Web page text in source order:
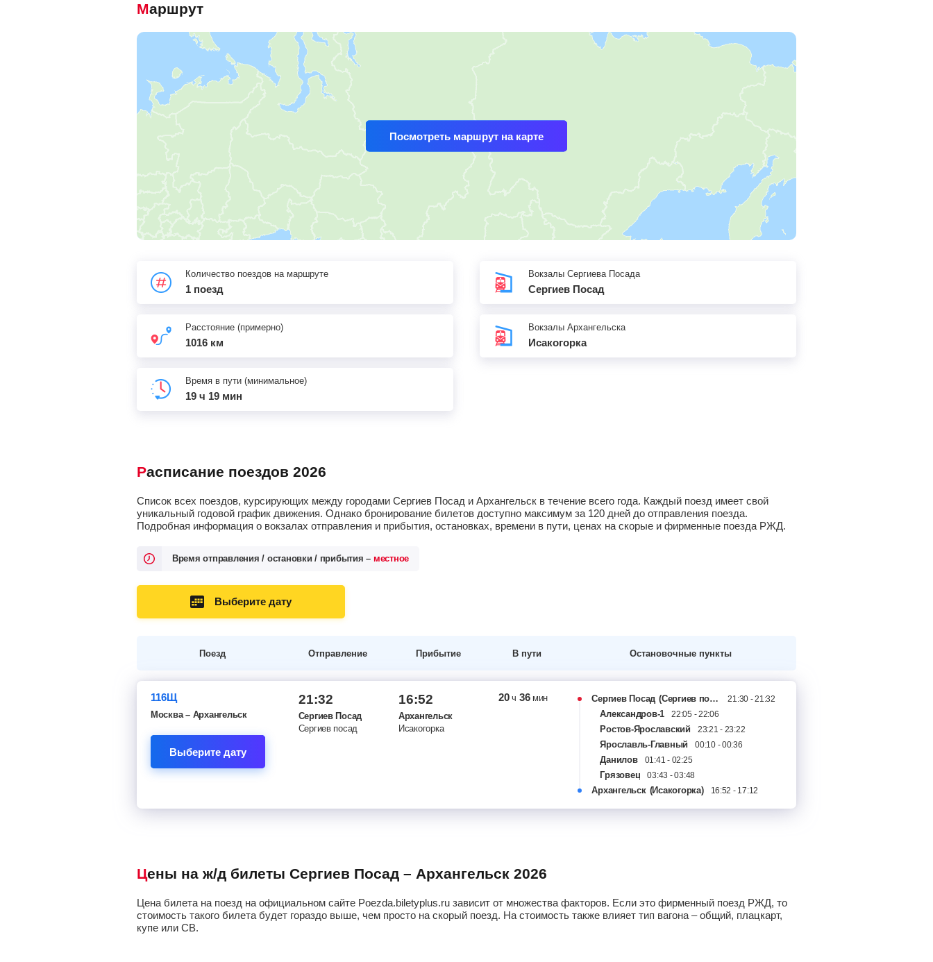
Маршрут
Посмотреть маршрут на карте
Количество поездов на маршруте
1 поезд
Расстояние (примерно)
1016 км
Время в пути (минимальное)
19 ч 19 мин
Вокзалы Сергиева Посада
Сергиев Посад
Вокзалы Архангельска
Исакогорка
Расписание поездов 2026
Список всех поездов, курсирующих между городами Сергиев Посад и Архангельск в течение всего года. Каждый поезд имеет свой
уникальный годовой график движения. Однако бронирование билетов доступно максимум за 120 дней до отправления поезда.
Подробная информация о вокзалах отправления и прибытия, остановках, времени в пути, ценах на скорые и фирменные поезда РЖД.
Время отправления / остановки / прибытия – местное
Выберите дату
Поезд Отправление Прибытие В пути Остановочные пункты
116Щ
Москва – Архангельск
Выберите дату
21:32
Сергиев Посад
Сергиев посад
16:52
Архангельск
Исакогорка
20ч 36 мин Сергиев Посад (Сергиев посад) 21:30 - 21:32
Александров-1 22:05 - 22:06
Ростов-Ярославский 23:21 - 23:22
Ярославль-Главный 00:10 - 00:36
Данилов 01:41 - 02:25
Грязовец 03:43 - 03:48
Вологда-1 04:31 - 04:51
Фоминская 09:13 - 09:14
Вандыш 09:29 - 09:30
Архангельск (Исакогорка) 16:52 - 17:12
Цены на ж/д билеты Сергиев Посад – Архангельск 2026
Цена билета на поезд на официальном сайте Poezda.biletyplus.ru зависит от множества факторов. Если это фирменный поезд РЖД, то
стоимость такого билета будет гораздо выше, чем просто на скорый поезд. На стоимость также влияет тип вагона – общий, плацкарт,
купе или СВ.